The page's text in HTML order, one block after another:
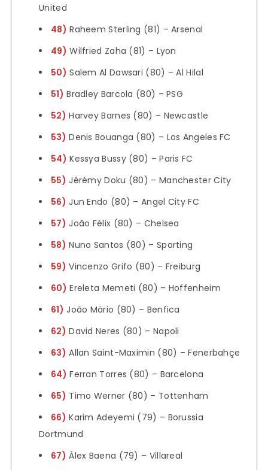
United
48) Raheem Sterling (81) – Arsenal
49) Wilfried Zaha (81) – Lyon
50) Salem Al Dawsari (80) – Al Hilal
51) Bradley Barcola (80) – PSG
52) Harvey Barnes (80) – Newcastle
53) Denis Bouanga (80) – Los Angeles FC
54) Kessya Bussy (80) – Paris FC
55) Jérémy Doku (80) – Manchester City
56) Jun Endo (80) – Angel City FC
57) João Félix (80) – Chelsea
58) Nuno Santos (80) – Sporting
59) Vincenzo Grifo (80) – Freiburg
60) Ereleta Memeti (80) – Hoffenheim
61) João Mário (80) – Benfica
62) David Neres (80) – Napoli
63) Allan Saint-Maximin (80) – Fenerbahçe
64) Ferran Torres (80) – Barcelona
65) Timo Werner (80) – Tottenham
66) Karim Adeyemi (79) – Borussia
Dortmund
67) Álex Baena (79) – Villareal